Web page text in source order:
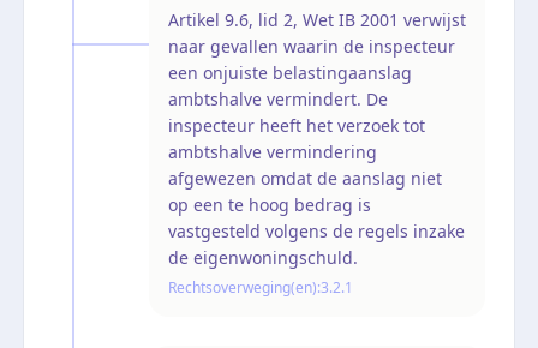
Artikel 9.6, lid 2, Wet IB 2001 verwijst
naar gevallen waarin de inspecteur
een onjuiste belastingaanslag
ambtshalve vermindert. De
inspecteur heeft het verzoek tot
ambtshalve vermindering
afgewezen omdat de aanslag niet
op een te hoog bedrag is
vastgesteld volgens de regels inzake
de eigenwoningschuld.
Rechtsoverweging(en):3.2.1